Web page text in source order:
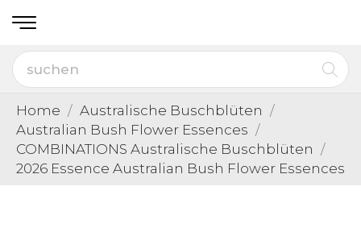
Home
Australische Buschblüten
Australian Bush Flower Essences
COMBINATIONS Australische Buschblüten
2026 Essence Australian Bush Flower Essences